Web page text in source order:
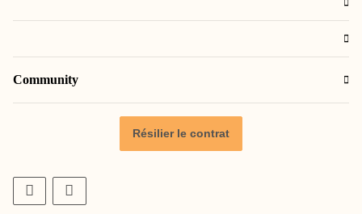
Community
Résilier le contrat